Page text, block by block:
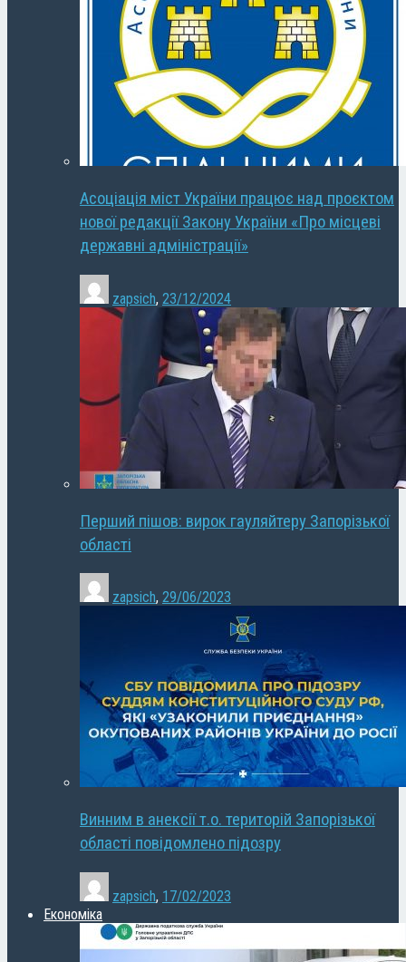
Асоціація міст України працює над проєктом
нової редакції Закону України «Про місцеві
державні адміністрації»
zapsich, 23/12/2024
Перший пішов: вирок гауляйтеру Запорізької
області
zapsich, 29/06/2023
Винним в анексії т.о. територій Запорізької
області повідомлено підозру
zapsich, 17/02/2023
Економіка